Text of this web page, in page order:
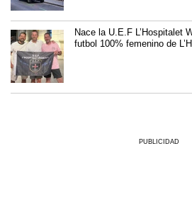
Nace la U.E.F L’Hospitalet
futbol 100% femenino de
PUBLICIDAD